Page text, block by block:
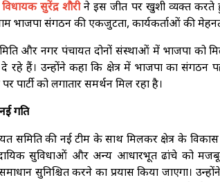
विधायक सुरेंद्र शौरीने इस जीत पर खुशी व्यक्त करते
भाजपा संगठन की एकजुटता, कार्यकर्ताओं की
और नगर पंचायत दोनों संस्थाओं में भाजपा को
दे रहे हैं। उन्होंने कहा कि क्षेत्र में भाजपा का
पार्टी को लगातार समर्थन मिल रहा है।
गति
समिति की नई टीम के साथ मिलकर क्षेत्र के
सुविधाओं और अन्य आधारभूत ढांचे को मजबूत
सुनिश्चित करने का प्रयास किया जाएगा।